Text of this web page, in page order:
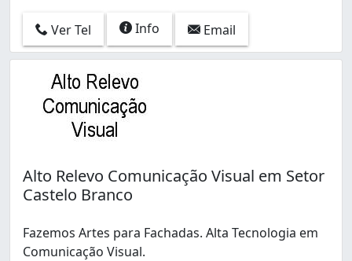
Ver Tel Info Email
Alto Relevo Comunicação Visual em Setor
Castelo Branco
Fazemos Artes para Fachadas. Alta Tecnologia em
Comunicação Visual.